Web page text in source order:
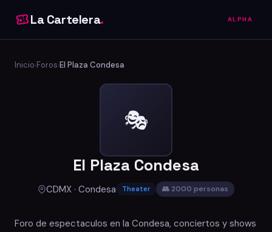
La Cartelera. ALPHA
Inicio›Foros›El Plaza Condesa
🎭
El Plaza Condesa
CDMX · Condesa Theater 👥 2000 personas
Foro de espectaculos en la Condesa, conciertos y shows